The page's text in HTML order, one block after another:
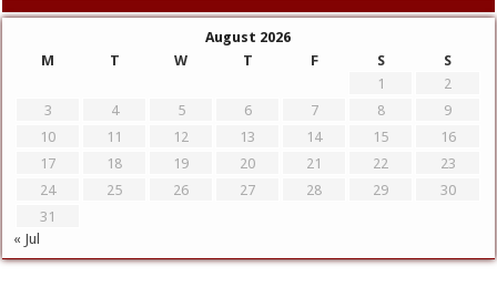
August 2026
M
T W T F S
S
1
2
3
4 5 6 7 8
9
10
11 12 13 14 15
16
17
18 19 20 21 22
23
24
25 26 27 28 29
30
31
« Jul